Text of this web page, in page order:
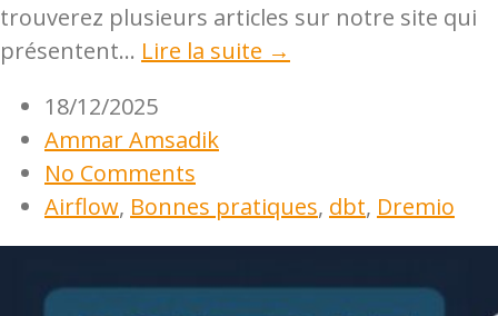
trouverez plusieurs articles sur notre site qui
présentent... Lire la suite →
18/12/2025
Ammar Amsadik
No Comments
Airflow, Bonnes pratiques, dbt, Dremio